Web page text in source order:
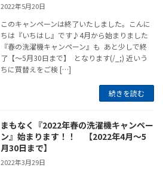
2022年5月20日
このキャンペーンは終了いたしました。こんに
ちは『いちはし』です♪4月から始まりました
『春の洗濯機キャンペーン』も あと少しで終
了【～5月30日まで】 となります(/_;) 近いう
ちに買替えをご検 […]
続きを読む
まもなく『2022年春の洗濯機キャンペー
ン』始まります！！ 【2022年4月～5
月30日まで】
2022年3月29日